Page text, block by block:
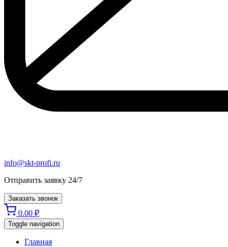
info@skt-profi.ru
Отправить заявку 24/7
Заказать звонок
0.00 ₽
Toggle navigation
Главная